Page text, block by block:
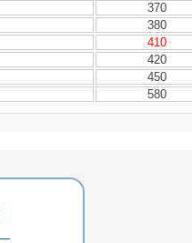
370
380
410
420
450
580